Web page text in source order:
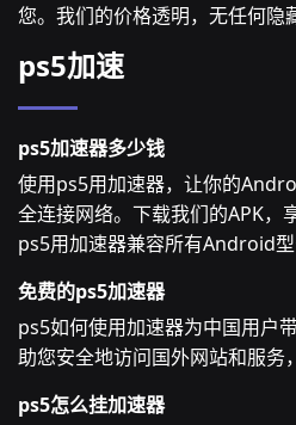
您。我们的价格透明，无任何隐
ps5加速
ps5加速器多少钱
使用ps5用加速器，让你的
全连接网络。下载我们的APK，
ps5用加速器兼容所有Android型
免费的ps5加速器
ps5如何使用加速器为中国用户
助您安全地访问国外网站和服务
ps5怎么挂加速器